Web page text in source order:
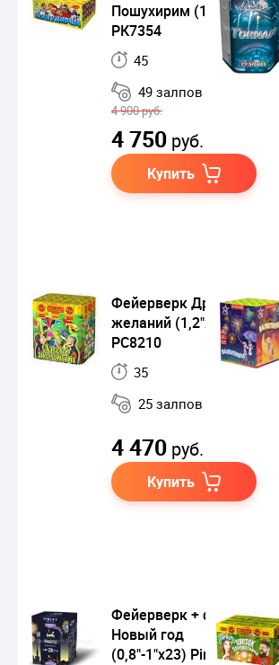
Пошухирим (1"х49)
РК7354
45
49 залпов
4 900 руб.
4 750 руб.
Купить
Фейерверк Древо
желаний (1,2"х25)
РС8210
35
25 залпов
4 470 руб.
Купить
Фейерверк + фонтан
Новый год
(0,8"-1"х23) Piroff